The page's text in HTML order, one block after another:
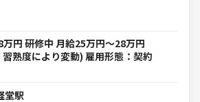
円 研修中 月給25万円～28万円
熟度により変動) 雇用形態：契約
堂駅